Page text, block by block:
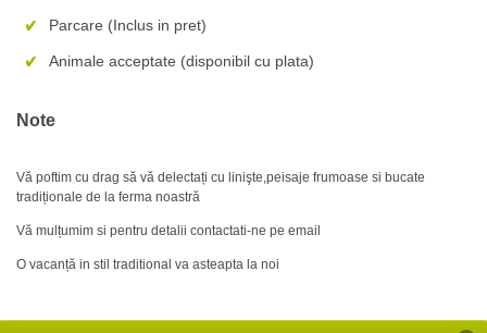
Parcare (Inclus in pret)
Animale acceptate (disponibil cu plata)
Note
Vă poftim cu drag să vă delectați cu linişte,peisaje frumoase si bucate
tradiționale de la ferma noastră
Vă mulțumim si pentru detalii contactati-ne pe email
O vacanță in stil traditional va asteapta la noi